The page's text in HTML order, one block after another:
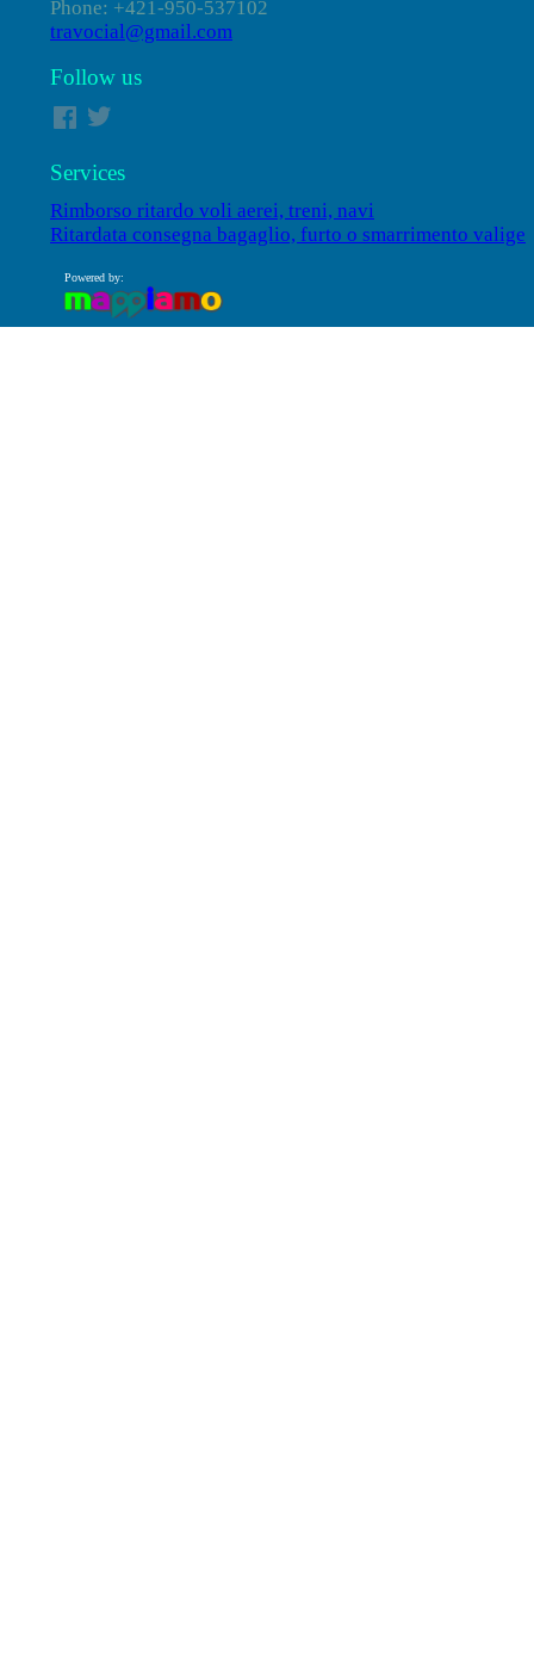
Phone: +421-950-537102
travocial@gmail.com
Follow us
Services
Rimborso ritardo voli aerei, treni, navi
Ritardata consegna bagaglio, furto o smarrimento valige
Powered by: